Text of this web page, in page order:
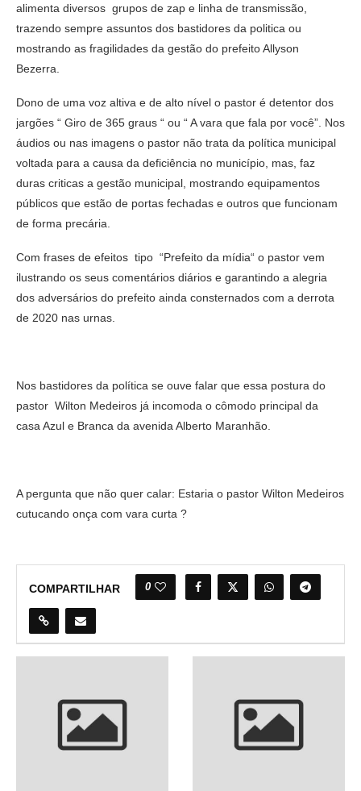
alimenta diversos grupos de zap e linha de transmissão,
trazendo sempre assuntos dos bastidores da politica ou
mostrando as fragilidades da gestão do prefeito Allyson
Bezerra.
Dono de uma voz altiva e de alto nível o pastor é detentor dos
jargões “ Giro de 365 graus “ ou “ A vara que fala por você”. Nos
áudios ou nas imagens o pastor não trata da política municipal
voltada para a causa da deficiência no município, mas, faz
duras criticas a gestão municipal, mostrando equipamentos
públicos que estão de portas fechadas e outros que funcionam
de forma precária.
Com frases de efeitos tipo “Prefeito da mídia“ o pastor vem
ilustrando os seus comentários diários e garantindo a alegria
dos adversários do prefeito ainda consternados com a derrota
de 2020 nas urnas.
Nos bastidores da política se ouve falar que essa postura do
pastor Wilton Medeiros já incomoda o cômodo principal da
casa Azul e Branca da avenida Alberto Maranhão.
A pergunta que não quer calar: Estaria o pastor Wilton Medeiros
cutucando onça com vara curta ?
COMPARTILHAR 0